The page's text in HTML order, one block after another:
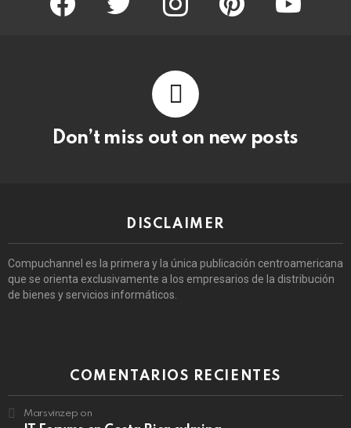
Don’t miss out on new posts
DISCLAIMER
Compuchannel es la primera y la única publicación centroamericana
que se orienta exclusivamente a los empresarios de la distribución
de bienes y servicios informáticos.
COMENTARIOS RECIENTES
Marsvinzep on